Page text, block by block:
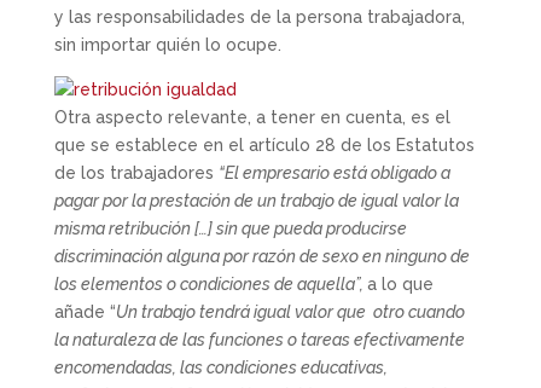
y las responsabilidades de la persona trabajadora,
sin importar quién lo ocupe.
Otra aspecto relevante, a tener en cuenta, es el
que se establece en el artículo 28 de los Estatutos
de los trabajadores “El empresario está obligado a
pagar por la prestación de un trabajo de igual valor la
misma retribución […] sin que pueda producirse
discriminación alguna por razón de sexo en ninguno de
los elementos o condiciones de aquella”, a lo que
añade “Un trabajo tendrá igual valor que otro cuando
la naturaleza de las funciones o tareas efectivamente
encomendadas, las condiciones educativas,